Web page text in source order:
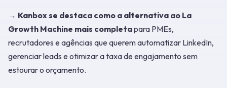
→ Kanbox se destaca como a alternativa ao La
Growth Machine mais completapara PMEs,
recrutadores e agências que querem automatizar LinkedIn,
gerenciar leads e otimizar a taxa de engajamento sem
estourar o orçamento.